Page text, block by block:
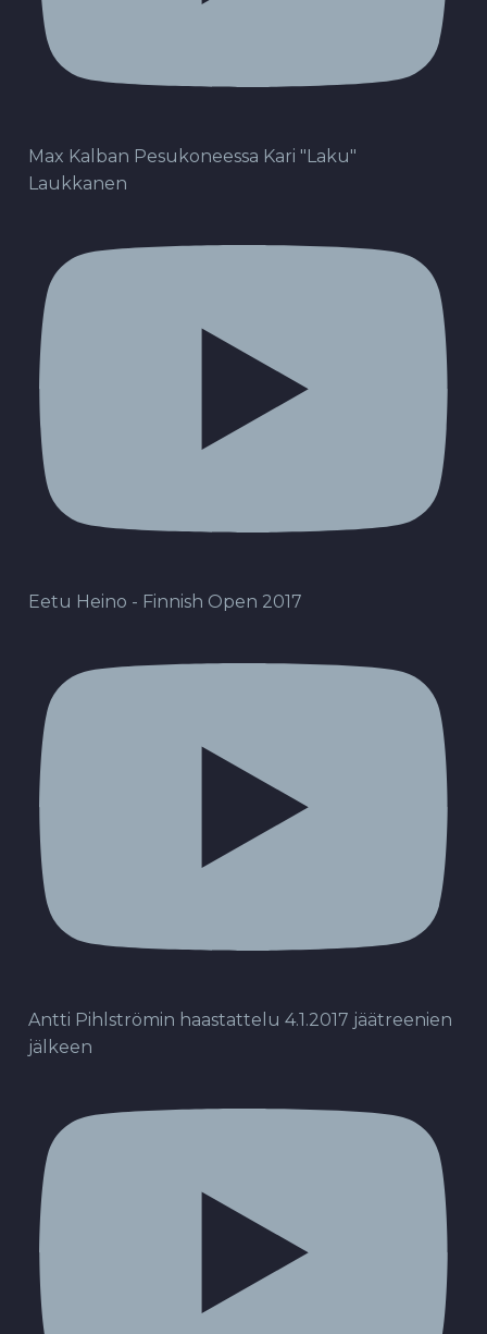
Max Kalban Pesukoneessa Kari "Laku"
Laukkanen
Eetu Heino - Finnish Open 2017
Antti Pihlströmin haastattelu 4.1.2017 jäätreenien
jälkeen